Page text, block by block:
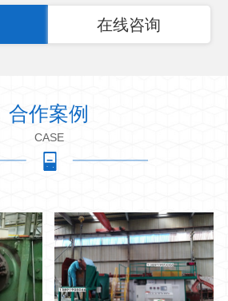
在线咨询
合作案例
CASE